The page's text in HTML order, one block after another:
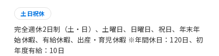
土日祝休
完全週休2日制（土・日）、土曜日、日曜日、祝日、年末年
始休暇、有給休暇、出産・育児休暇 ※年間休日：120日、初
年度有給：10日